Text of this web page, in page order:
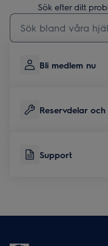
Sök efter ditt
Skriv här för att söka i
Bli medlem nu
Reservdelar
Support